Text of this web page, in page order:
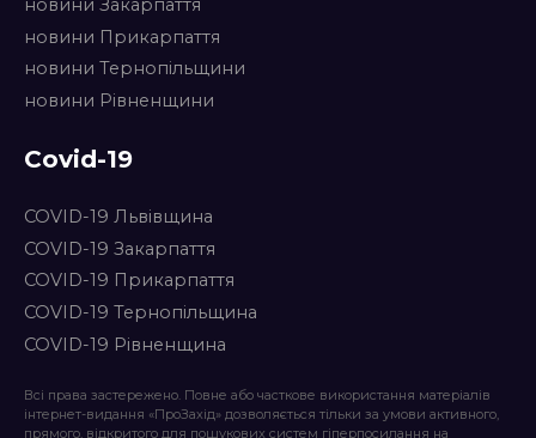
новини Закарпаття
новини Прикарпаття
новини Тернопільщини
новини Рівненщини
Covid-19
COVID-19 Львівщина
COVID-19 Закарпаття
COVID-19 Прикарпаття
COVID-19 Тернопільщина
COVID-19 Рівненщина
Всі права застережено. Повне або часткове використання матеріалів
інтернет-видання «ПроЗахід» дозволяється тільки за умови активного,
прямого, відкритого для пошукових систем гіперпосилання на